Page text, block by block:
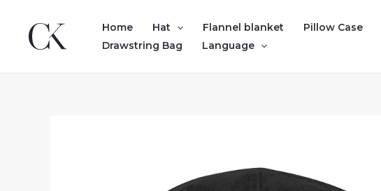
content
Home Hat Flannel blanket Pillow Case
Drawstring Bag
Language